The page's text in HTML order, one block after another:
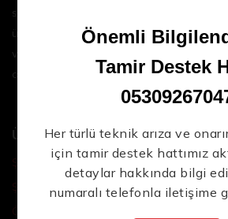
sektördeki en son teknolojileri ve
ürünleri bir araya getirerek iş
verimli ve sorunsuz hale getirmenize
oluyoruz.
Ürünler
Şarjlı El Aletleri
Şarjlı Led Lambalar
Özel Tasarım El Aletleri
Önemli
Tamir Destek
Her türlü teknik arıza ve
için tamir destek hattımız
detaylar hakkında bilgi
numaralı telefonla iletişime